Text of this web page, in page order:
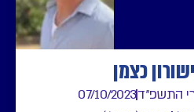
כצמן
התשפ"ד07/10/2023